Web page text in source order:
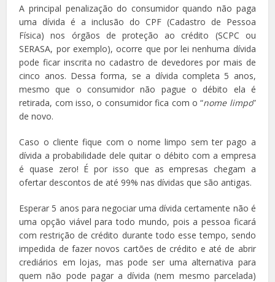
A principal penalização do consumidor quando não paga
uma dívida é a inclusão do CPF (Cadastro de Pessoa
Física) nos órgãos de proteção ao crédito (SCPC ou
SERASA, por exemplo), ocorre que por lei nenhuma dívida
pode ficar inscrita no cadastro de devedores por mais de
cinco anos. Dessa forma, se a dívida completa 5 anos,
mesmo que o consumidor não pague o débito ela é
retirada, com isso, o consumidor fica com o “nome limpo”
de novo.
Caso o cliente fique com o nome limpo sem ter pago a
dívida a probabilidade dele quitar o débito com a empresa
é quase zero! É por isso que as empresas chegam a
ofertar descontos de até 99% nas dívidas que são antigas.
Esperar 5 anos para negociar uma dívida certamente não é
uma opção viável para todo mundo, pois a pessoa ficará
com restrição de crédito durante todo esse tempo, sendo
impedida de fazer novos cartões de crédito e até de abrir
crediários em lojas, mas pode ser uma alternativa para
quem não pode pagar a dívida (nem mesmo parcelada)